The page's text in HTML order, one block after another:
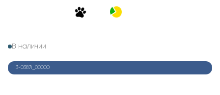
В наличии
3-03871_00000